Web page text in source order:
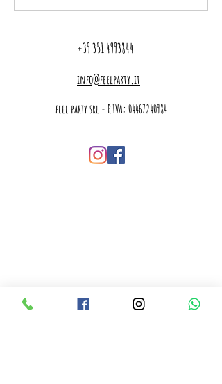
+39 351 4993844
info@feelparty.it
feel party srl - P.IVA: 04467240984